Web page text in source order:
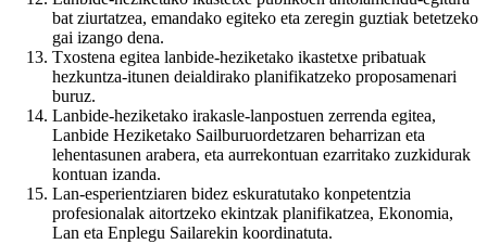
bat ziurtatzea, emandako egiteko eta zeregin guztiak betetzeko
gai izango dena.
Txostena egitea lanbide-heziketako ikastetxe pribatuak
hezkuntza-itunen deialdirako planifikatzeko proposamenari
buruz.
Lanbide-heziketako irakasle-lanpostuen zerrenda egitea,
Lanbide Heziketako Sailburuordetzaren beharrizan eta
lehentasunen arabera, eta aurrekontuan ezarritako zuzkidurak
kontuan izanda.
Lan-esperientziaren bidez eskuratutako konpetentzia
profesionalak aitortzeko ekintzak planifikatzea, Ekonomia,
Lan eta Enplegu Sailarekin koordinatuta.